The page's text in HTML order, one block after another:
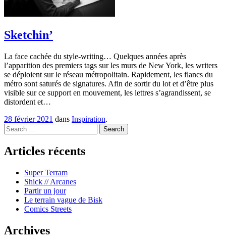
Sketchin’
La face cachée du style-writing… Quelques années après
l’apparition des premiers tags sur les murs de New York, les writers
se déploient sur le réseau métropolitain. Rapidement, les flancs du
métro sont saturés de signatures. Afin de sortir du lot et d’être plus
visible sur ce support en mouvement, les lettres s’agrandissent, se
distordent et…
28 février 2021 dans Inspiration.
Search
Articles récents
Super Terram
Shick // Arcanes
Partir un jour
Le terrain vague de Bisk
Comics Streets
Archives